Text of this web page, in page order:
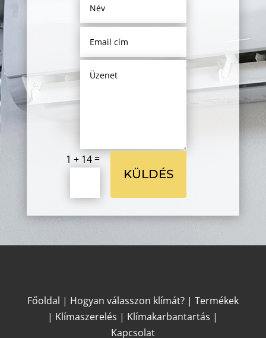
1 + 14=
KÜLDÉS
Főoldal | Hogyan válasszon klímát?| Termékek
| Klímaszerelés | Klímakarbantartás |
Kapcsolat